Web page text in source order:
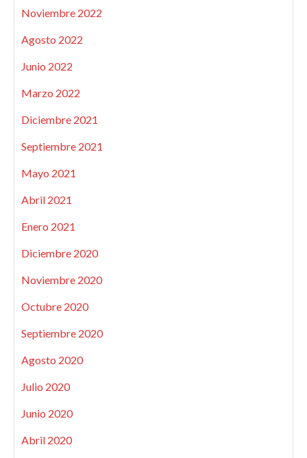
Noviembre 2022
Agosto 2022
Junio 2022
Marzo 2022
Diciembre 2021
Septiembre 2021
Mayo 2021
Abril 2021
Enero 2021
Diciembre 2020
Noviembre 2020
Octubre 2020
Septiembre 2020
Agosto 2020
Julio 2020
Junio 2020
Abril 2020